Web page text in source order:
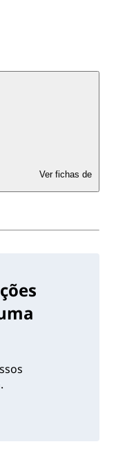
Ver fichas de